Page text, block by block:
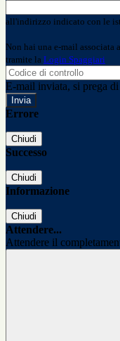
all'indirizzo indicato con le
Non hai una e-mail associata
tramite la Login Spaggiari
E-mail inviata, si prega
Errore
Chiudi
Successo
Chiudi
Informazione
Chiudi
Attendere...
Attendere il